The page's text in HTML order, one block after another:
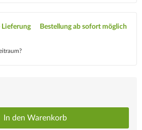
Lieferung
Bestellung ab sofort möglich
In den Warenkorb